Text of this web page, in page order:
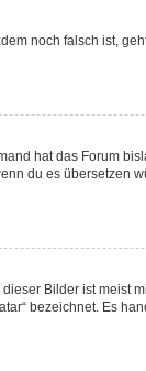
noch falsch ist,
hat das Forum
du es übersetzen
Bilder ist
bezeichnet. Es